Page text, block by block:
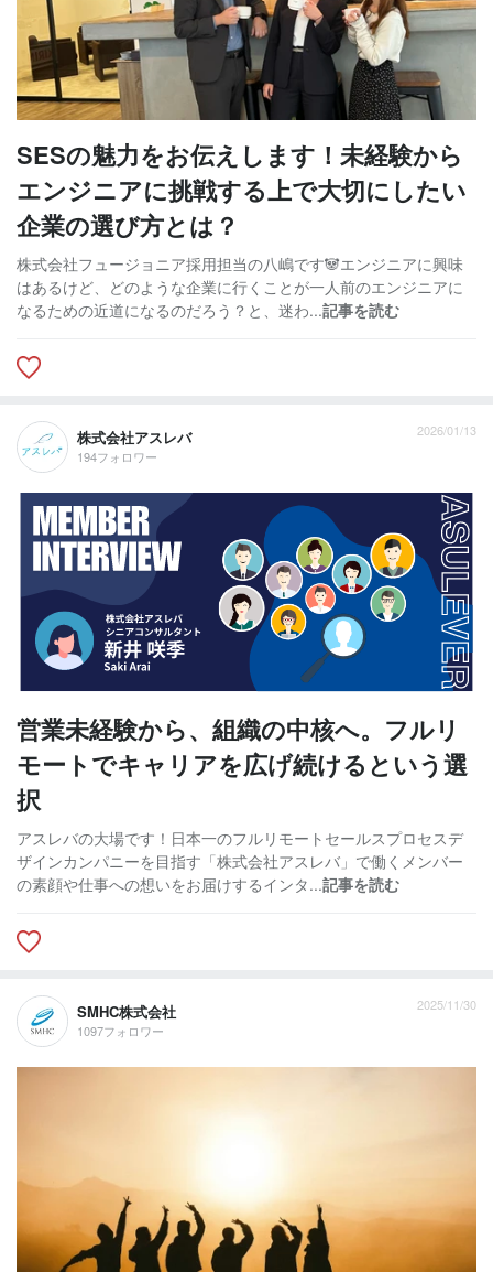
SESの魅力をお伝えします！未経験から
エンジニアに挑戦する上で大切にしたい
企業の選び方とは？
株式会社フュージョニア採用担当の八嶋です🐼エンジニアに興味
はあるけど、どのような企業に行くことが一人前のエンジニアに
なるための近道になるのだろう？と、迷わ...記事を読む
株式会社アスレバ
194フォロワー
2026/01/13
営業未経験から、組織の中核へ。フルリ
モートでキャリアを広げ続けるという選
択
アスレバの大場です！日本一のフルリモートセールスプロセスデ
ザインカンパニーを目指す「株式会社アスレバ」で働くメンバー
の素顔や仕事への想いをお届けするインタ...記事を読む
SMHC株式会社
1097フォロワー
2025/11/30